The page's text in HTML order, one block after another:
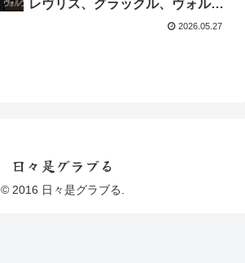
レヴリス、グラックル、ヴォルヴ
2026.05.27
日々是グラブる
© 2016 日々是グラブる.